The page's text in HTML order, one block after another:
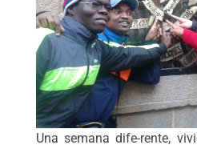
Una semana dife-rente,